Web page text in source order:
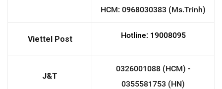
HCM: 0968030383 (Ms.Trinh)
Viettel Post Hotline: 19008095
J&T
0326001088 (HCM) -
0355581753 (HN)